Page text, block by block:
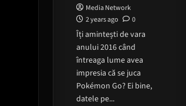
Media Network
2 years ago
0
Îți amintești de vara
anului 2016 când
întreaga lume avea
impresia că se juca
Pokémon Go? Ei bine,
datele pe...